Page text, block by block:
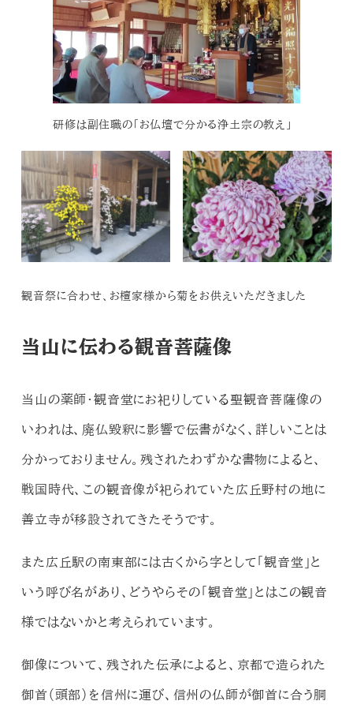
研修は副住職の「お仏壇で分かる浄土宗の教え」
観音祭に合わせ、お檀家様から菊をお供えいただきました
当山に伝わる観音菩薩像
当山の薬師・観音堂にお祀りしている聖観音菩薩像の
いわれは、廃仏毀釈に影響で伝書がなく、詳しいことは
分かっておりません。残されたわずかな書物によると、
戦国時代、この観音像が祀られていた広丘野村の地に
善立寺が移設されてきたそうです。
また広丘駅の南東部には古くから字として「観音堂」と
いう呼び名があり、どうやらその「観音堂」とはこの観音
様ではないかと考えられています。
御像について、残された伝承によると、京都で造られた
御首（頭部）を信州に運び、信州の仏師が御首に合う胴